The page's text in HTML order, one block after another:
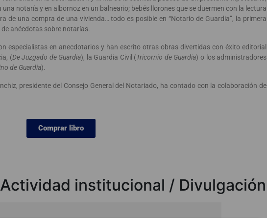
una notaría y en albornoz en un balneario; bebés llorones que se duermen con la lectura
de una compra de una vivienda… todo es posible en “Notario de Guardia”, la primera
anécdotas sobre notarías.
especialistas en anecdotarios y han escrito otras obras divertidas con éxito editorial
(De Juzgado de Guardia), la Guardia Civil (Tricornio de Guardia) o los administradores
de Guardia).
presidente del Consejo General del Notariado, ha contado con la colaboración de
Comprar libro
institucional / Divulgación